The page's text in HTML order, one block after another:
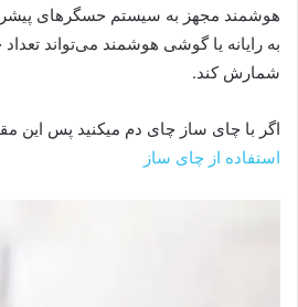
هوشمند مجهز به سیستم حسگرهای
به رایانه یا گوشی هوشمند می‌تواند
شمارش کند.
اگر با چای ساز چای دم میکنید پس این
استفاده از چای ساز